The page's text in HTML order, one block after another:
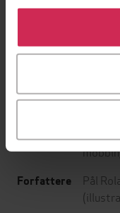
Klikk på «Godta
bruke cookies for
tilpasse ditt
99,-
EBOK
Undertittel
Forfattere Pål